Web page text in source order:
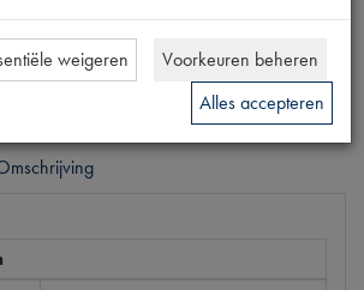
weigeren
Voorkeuren beheren
Alles accepteren